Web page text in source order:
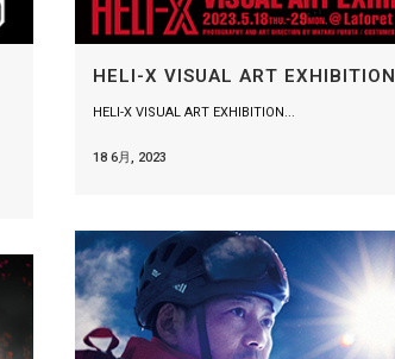
HELI-X VISUAL ART EXHIBITION
HELI-X VISUAL ART EXHIBITION...
18 6月, 2023